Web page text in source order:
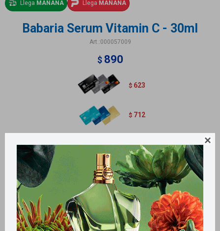

Llega MAÑANA Llega MAÑANA
Babaria Serum Vitamin C - 30ml
000057009
$ 890
$ 623
$ 712
Métodos y costos de envío
Retiros gratuitos en tiendas
Productos que te pueden interesar